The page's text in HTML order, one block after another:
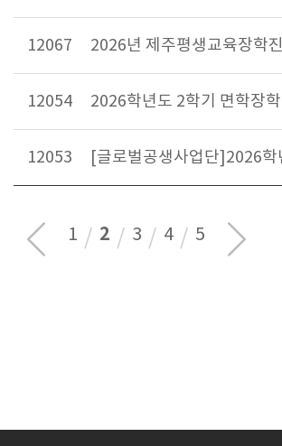
12067 2026년 제주평생교육장학
12054 2026학년도 2학기 면학장
12053 [글로벌공생사업단]2026
1 2 3 4 5